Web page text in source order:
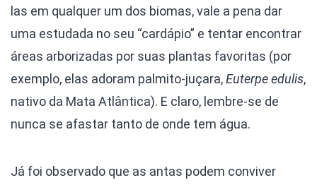
las em qualquer um dos biomas, vale a pena dar
uma estudada no seu “cardápio” e tentar encontrar
áreas arborizadas por suas plantas favoritas (por
exemplo, elas adoram palmito-juçara,Euterpe edulis,
nativo da Mata Atlântica). E claro, lembre-se de
nunca se afastar tanto de onde tem água.
Já foi observado que as antas podem conviver